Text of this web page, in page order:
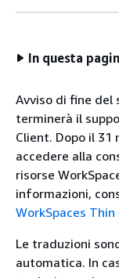
In questa
Avviso di fine del
terminerà il
Client. Dopo il 31
accedere alla
risorse
informazioni,
WorkSpaces Thin
Le traduzioni
automatica. In